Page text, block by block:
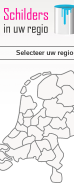
Selecteer uw regio